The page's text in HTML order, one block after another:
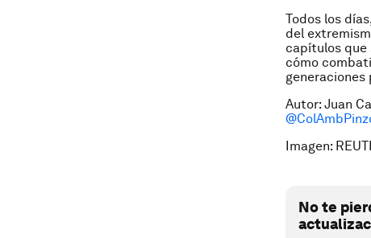
Todos los
del
capítulos que
cómo
generaciones
Autor: Juan
Imagen:
No te